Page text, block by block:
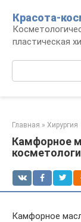
контенту
Красота-
пластическая
Главная » Хирургия
Камфорное
Камфорное